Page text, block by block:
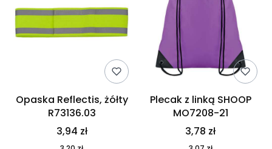
Opaska Reflectis, żółty
R73136.03
3,94 zł
Plecak z linką SHOOP
MO7208-21
3,78 zł